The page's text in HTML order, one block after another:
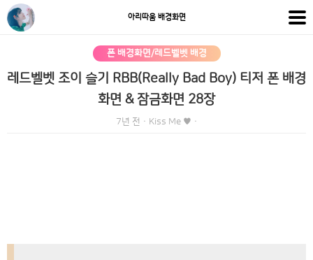
아리따움 배경화면
폰 배경화면/레드벨벳 배경
레드벨벳 조이 슬기 RBB(Really Bad Boy) 티저 폰 배경
화면 & 잠금화면 28장
7년 전 · Kiss Me ♥ ·